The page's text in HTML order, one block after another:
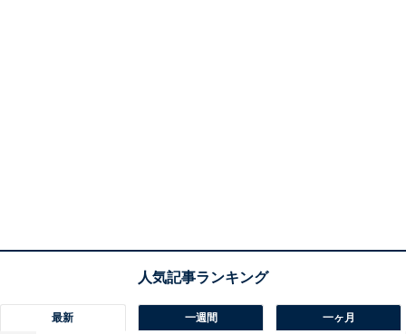
最新 一週間 一ヶ月